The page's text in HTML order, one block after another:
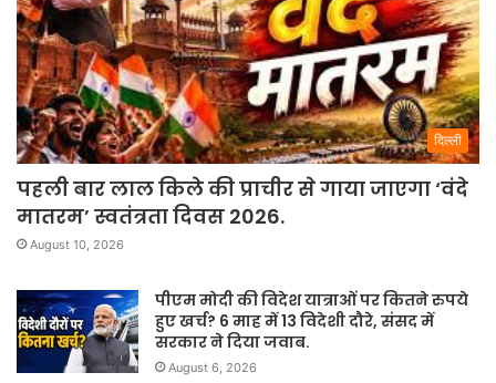
दिल्ली
पहली बार लाल किले की प्राचीर से गाया जाएगा ‘वंदे
मातरम’ स्वतंत्रता दिवस 2026.
August 10, 2026
पीएम मोदी की विदेश यात्राओं पर कितने रुपये
हुए खर्च? 6 माह में 13 विदेशी दौरे, संसद में
सरकार ने दिया जवाब.
August 6, 2026